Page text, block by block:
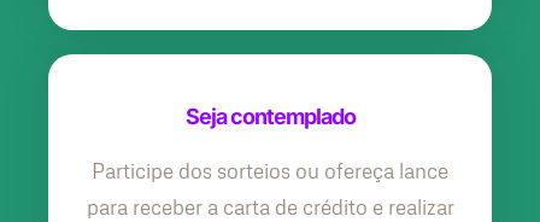
Seja contemplado
Participe dos sorteios ou ofereça lance
para receber a carta de crédito e realizar